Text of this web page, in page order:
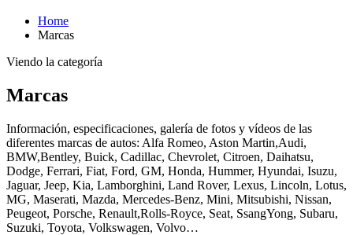
Home
Marcas
Viendo la categoría
Marcas
Información, especificaciones, galería de fotos y vídeos de las
diferentes marcas de autos: Alfa Romeo, Aston Martin,Audi,
BMW,Bentley, Buick, Cadillac, Chevrolet, Citroen, Daihatsu,
Dodge, Ferrari, Fiat, Ford, GM, Honda, Hummer, Hyundai, Isuzu,
Jaguar, Jeep, Kia, Lamborghini, Land Rover, Lexus, Lincoln, Lotus,
MG, Maserati, Mazda, Mercedes-Benz, Mini, Mitsubishi, Nissan,
Peugeot, Porsche, Renault,Rolls-Royce, Seat, SsangYong, Subaru,
Suzuki, Toyota, Volkswagen, Volvo…